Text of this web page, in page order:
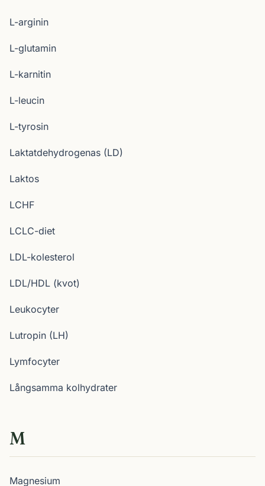
L-arginin
L-glutamin
L-karnitin
L-leucin
L-tyrosin
Laktatdehydrogenas (LD)
Laktos
LCHF
LCLC-diet
LDL-kolesterol
LDL/HDL (kvot)
Leukocyter
Lutropin (LH)
Lymfocyter
Långsamma kolhydrater
M
Magnesium